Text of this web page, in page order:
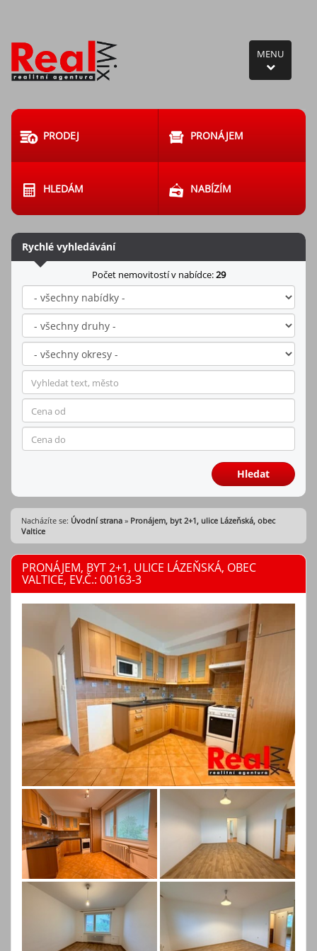
MENU
PRODEJ PRONÁJEM
HLEDÁM NABÍZÍM
Rychlé vyhledávání
Počet nemovitostí v nabídce:29
Hledat
Nacházíte se: Úvodní strana » Pronájem, byt 2+1, ulice Lázeňská, obec
Valtice
PRONÁJEM, BYT 2+1, ULICE LÁZEŇSKÁ, OBEC
VALTICE, EV.Č.: 00163-3